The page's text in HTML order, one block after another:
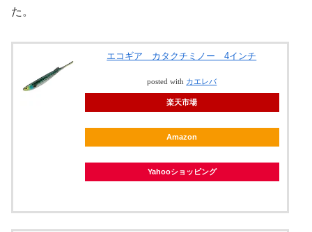
た。
エコギア カタクチミノー 4インチ
posted with カエレバ
楽天市場
Amazon
Yahooショッピング